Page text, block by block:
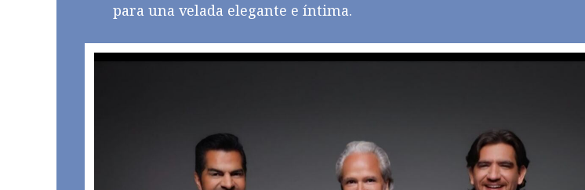
para una velada elegante e íntima.